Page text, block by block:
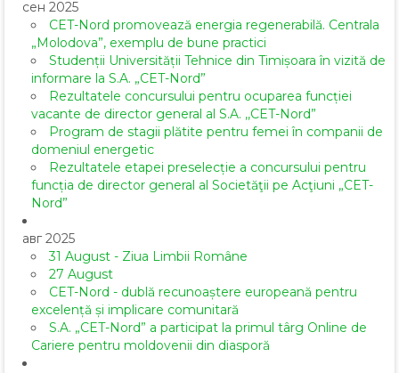
сен 2025
CET-Nord promovează energia regenerabilă. Centrala
„Molodova”, exemplu de bune practici
Studenții Universității Tehnice din Timișoara în vizită de
informare la S.A. „CET-Nord”
Rezultatele concursului pentru ocuparea funcției
vacante de director general al S.A. ,,CET-Nord”
Program de stagii plătite pentru femei în companii de
domeniul energetic
Rezultatele etapei preselecție a concursului pentru
funcția de director general al Societăţii pe Acţiuni „CET-
Nord”
авг 2025
31 August - Ziua Limbii Române
27 August
CET-Nord - dublă recunoaștere europeană pentru
excelență și implicare comunitară
S.A. „CET-Nord” a participat la primul târg Online de
Cariere pentru moldovenii din diasporă